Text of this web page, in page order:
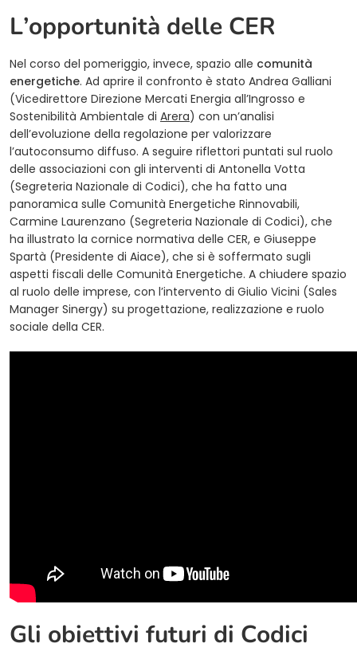
L’opportunità delle CER
Nel corso del pomeriggio, invece, spazio alle comunità
energetiche. Ad aprire il confronto è stato Andrea Galliani
(Vicedirettore Direzione Mercati Energia all’Ingrosso e
Sostenibilità Ambientale di Arera(opens in a new tab)
) con un’analisi
dell’evoluzione della regolazione per valorizzare
l’autoconsumo diffuso. A seguire riflettori puntati sul ruolo
delle associazioni con gli interventi di Antonella Votta
(Segreteria Nazionale di Codici), che ha fatto una
panoramica sulle Comunità Energetiche Rinnovabili,
Carmine Laurenzano (Segreteria Nazionale di Codici), che
ha illustrato la cornice normativa delle CER, e Giuseppe
Spartà (Presidente di Aiace), che si è soffermato sugli
aspetti fiscali delle Comunità Energetiche. A chiudere spazio
al ruolo delle imprese, con l’intervento di Giulio Vicini (Sales
Manager Sinergy) su progettazione, realizzazione e ruolo
sociale della CER.
Gli obiettivi futuri di Codici